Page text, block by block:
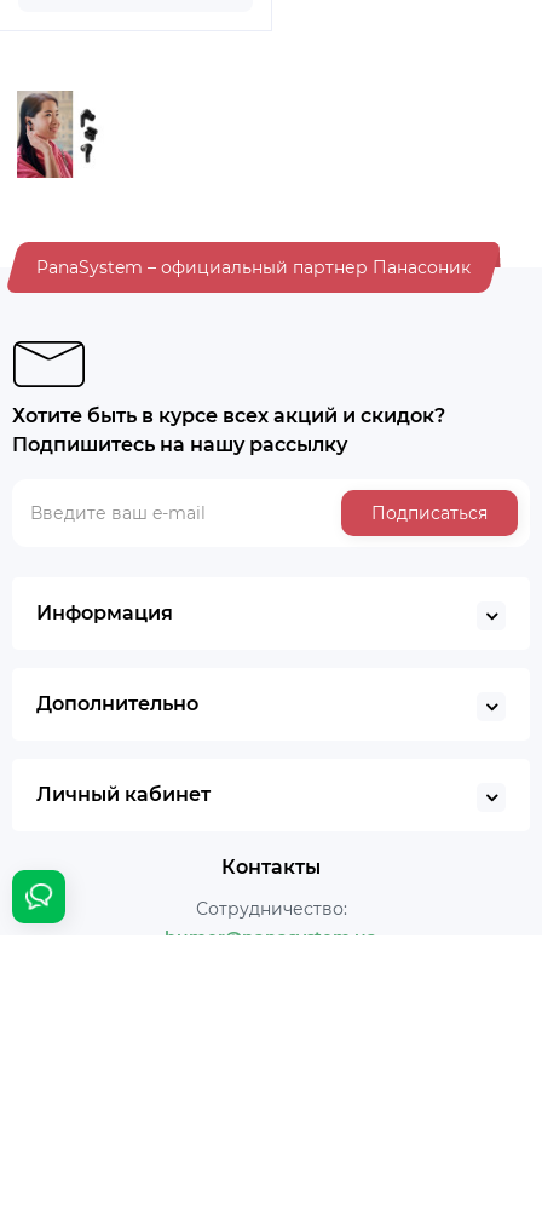
PanaSystem – официальный партнер Панасоник
Хотите быть в курсе всех акций и скидок?
Подпишитесь на нашу рассылку
Подписаться
Информация
Дополнительно
Личный кабинет
Контакты
Сотрудничество:
bumer@panasystem.ua